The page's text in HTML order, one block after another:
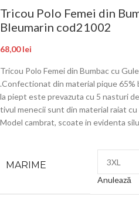
Tricou Polo Femei din
Bleumarin cod21002
68,00lei
Tricou Polo Femei din Bumbac cu
.Confectionat din material pique 65%
la piept este prevazuta cu 5 nasturi
tivul menecii sunt din material raiat
Model cambrat, scoate in evidenta
MARIME
Anulează